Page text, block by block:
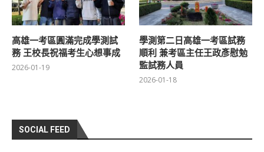
高雄一考區圓滿完成學測試
務 王校長祝福考生心想事成
2026-01-19
學測第二日高雄一考區試務
順利 兼考區主任王政彥慰勉
監試務人員
2026-01-18
SOCIAL FEED